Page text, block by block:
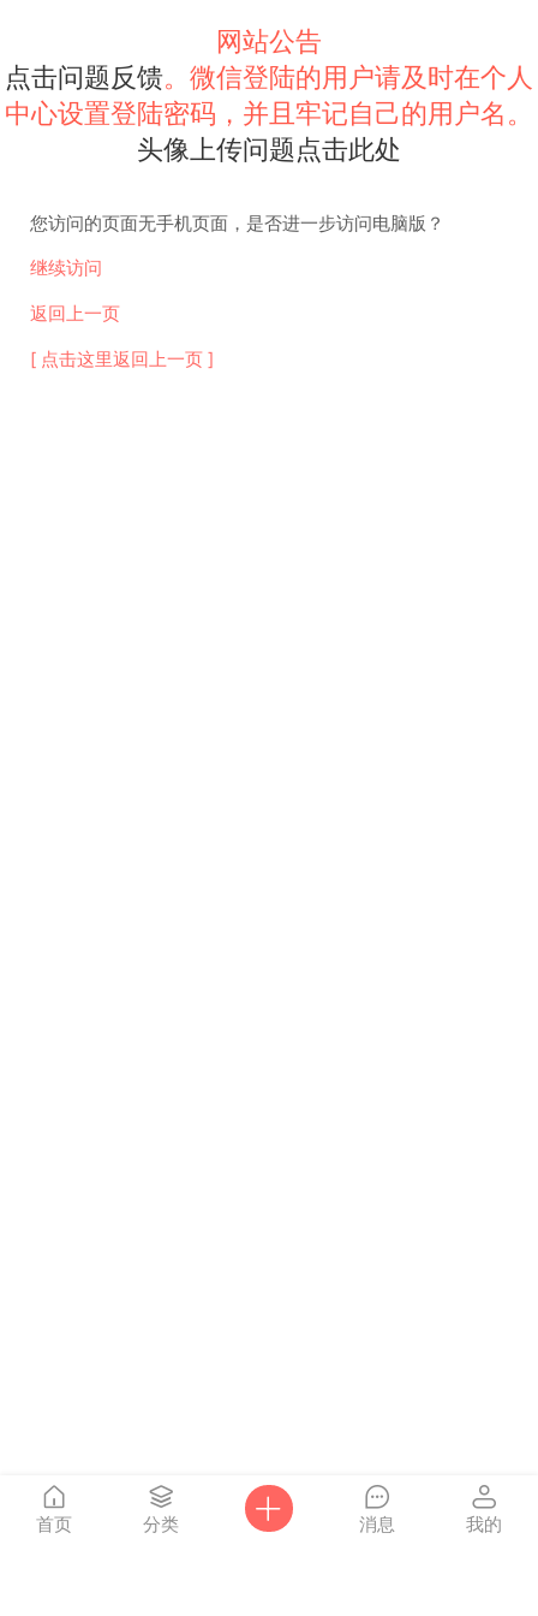
网站公告
点击问题反馈。微信登陆的用户请及时在个人
中心设置登陆密码，并且牢记自己的用户名。
头像上传问题点击此处
您访问的页面无手机页面，是否进一步访问电脑版？
继续访问
返回上一页
[ 点击这里返回上一页 ]
首页 分类 消息 我的